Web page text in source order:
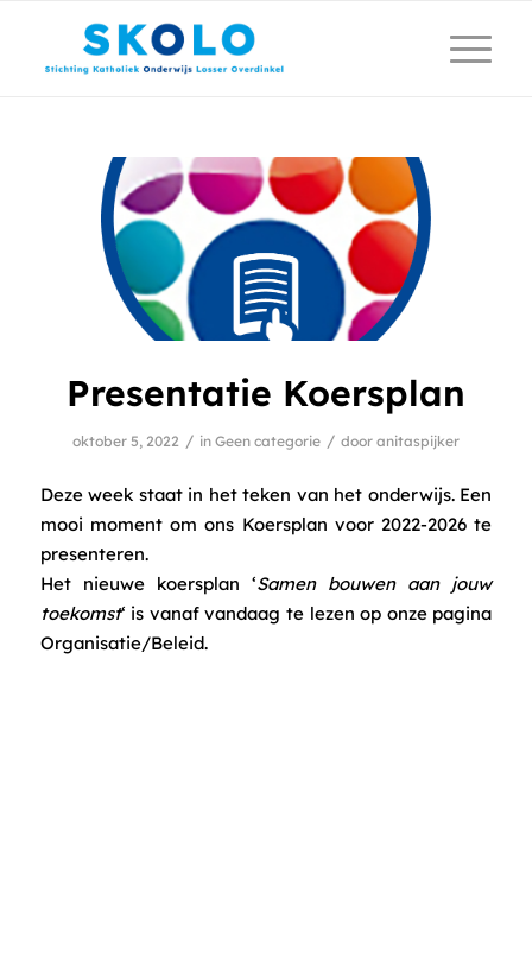
Presentatie Koersplan
oktober 5, 2022 / in Geen categorie / door anitaspijker
Deze week staat in het teken van het onderwijs. Een
mooi moment om ons Koersplan voor 2022-2026 te
presenteren.
Het nieuwe koersplan ‘Samen bouwen aan jouw
toekomst‘ is vanaf vandaag te lezen op onze pagina
Organisatie/Beleid.